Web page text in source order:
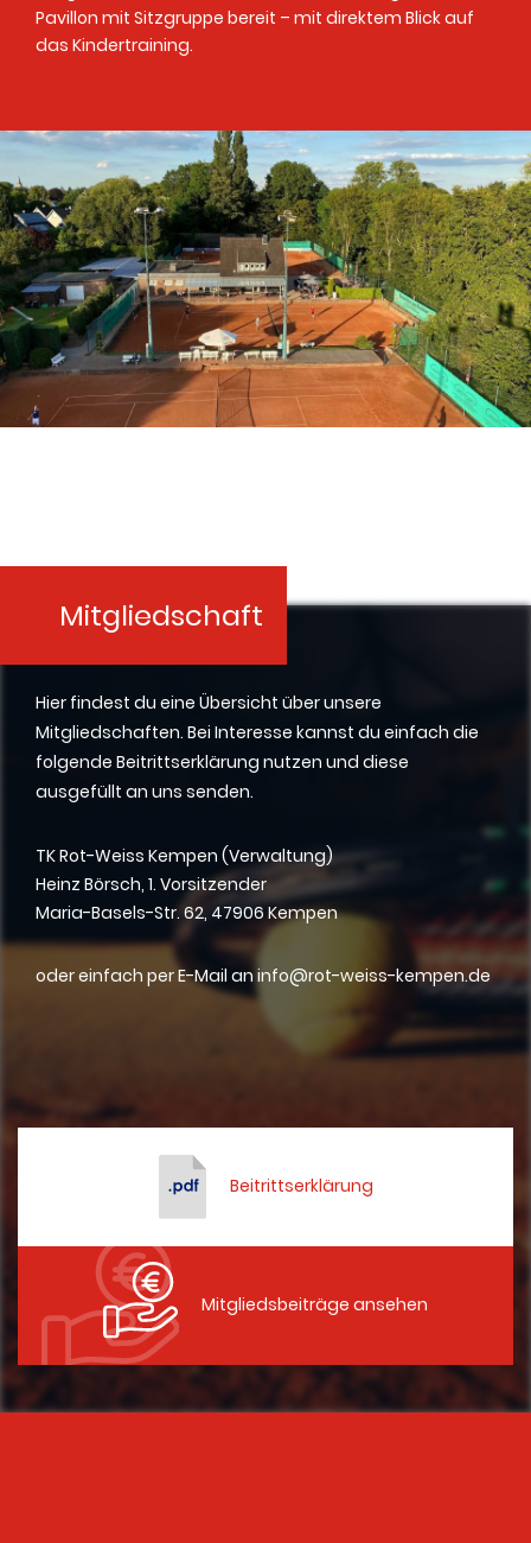
Pavillon mit Sitzgruppe bereit – mit direktem Blick auf
das Kindertraining.
Mitgliedschaft
Hier findest du eine Übersicht über unsere
Mitgliedschaften. Bei Interesse kannst du einfach die
folgende Beitrittserklärung nutzen und diese
ausgefüllt an uns senden.
TK Rot-Weiss Kempen (Verwaltung)
Heinz Börsch, 1. Vorsitzender
Maria-Basels-Str. 62, 47906 Kempen
oder einfach per E-Mail an info@rot-weiss-kempen.de
Beitrittserklärung
Mitgliedsbeiträge ansehen